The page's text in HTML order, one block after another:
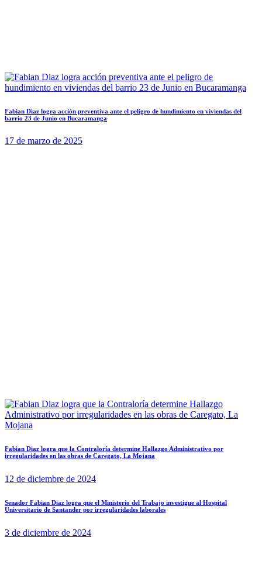
Fabian Diaz logra acción preventiva ante el peligro de hundimiento en viviendas del
barrio 23 de Junio en Bucaramanga
17 de marzo de 2025
Fabian Diaz logra que la Contraloría determine Hallazgo Administrativo por
irregularidades en las obras de Caregato, La Mojana
12 de diciembre de 2024
Senador Fabian Diaz logra que el Ministerio del Trabajo investigue al Hospital
Universitario de Santander por irregularidades laborales
3 de diciembre de 2024